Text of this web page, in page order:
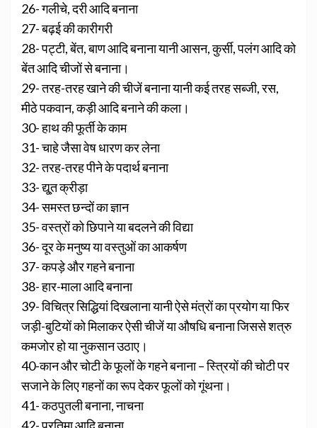
26- गलीचे, दरी आदि बनाना
27- बढ़ई की कारीगरी
28- पट्टी, बेंत, बाण आदि बनाना यानी आसन, कुर्सी, पलंग आदि को
बेंत आदि चीजों से बनाना।
29- तरह-तरह खाने की चीजें बनाना यानी कई तरह सब्जी, रस,
मीठे पकवान, कड़ी आदि बनाने की कला।
30- हाथ की फूर्ती के काम
31- चाहे जैसा वेष धारण कर लेना
32- तरह-तरह पीने के पदार्थ बनाना
33- द्यू्त क्रीड़ा
34- समस्त छन्दों का ज्ञान
35- वस्त्रों को छिपाने या बदलने की विद्या
36- दूर के मनुष्य या वस्तुओं का आकर्षण
37- कपड़े और गहने बनाना
38- हार-माला आदि बनाना
39- विचित्र सिद्धियां दिखलाना यानी ऐसे मंत्रों का प्रयोग या फिर
जड़ी-बुटियों को मिलाकर ऐसी चीजें या औषधि बनाना जिससे शत्रु
कमजोर हो या नुकसान उठाए।
40-कान और चोटी के फूलों के गहने बनाना – स्त्रियों की चोटी पर
सजाने के लिए गहनों का रूप देकर फूलों को गूंथना।
41- कठपुतली बनाना, नाचना